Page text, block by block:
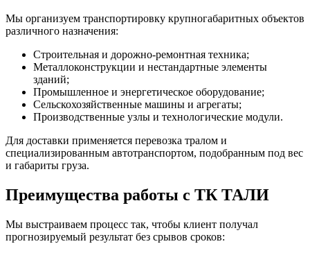
Мы организуем транспортировку крупногабаритных объектов
различного назначения:
Строительная и дорожно-ремонтная техника;
Металлоконструкции и нестандартные элементы
зданий;
Промышленное и энергетическое оборудование;
Сельскохозяйственные машины и агрегаты;
Производственные узлы и технологические модули.
Для доставки применяется перевозка тралом и
специализированным автотранспортом, подобранным под вес
и габариты груза.
Преимущества работы с ТК ТАЛИ
Мы выстраиваем процесс так, чтобы клиент получал
прогнозируемый результат без срывов сроков: